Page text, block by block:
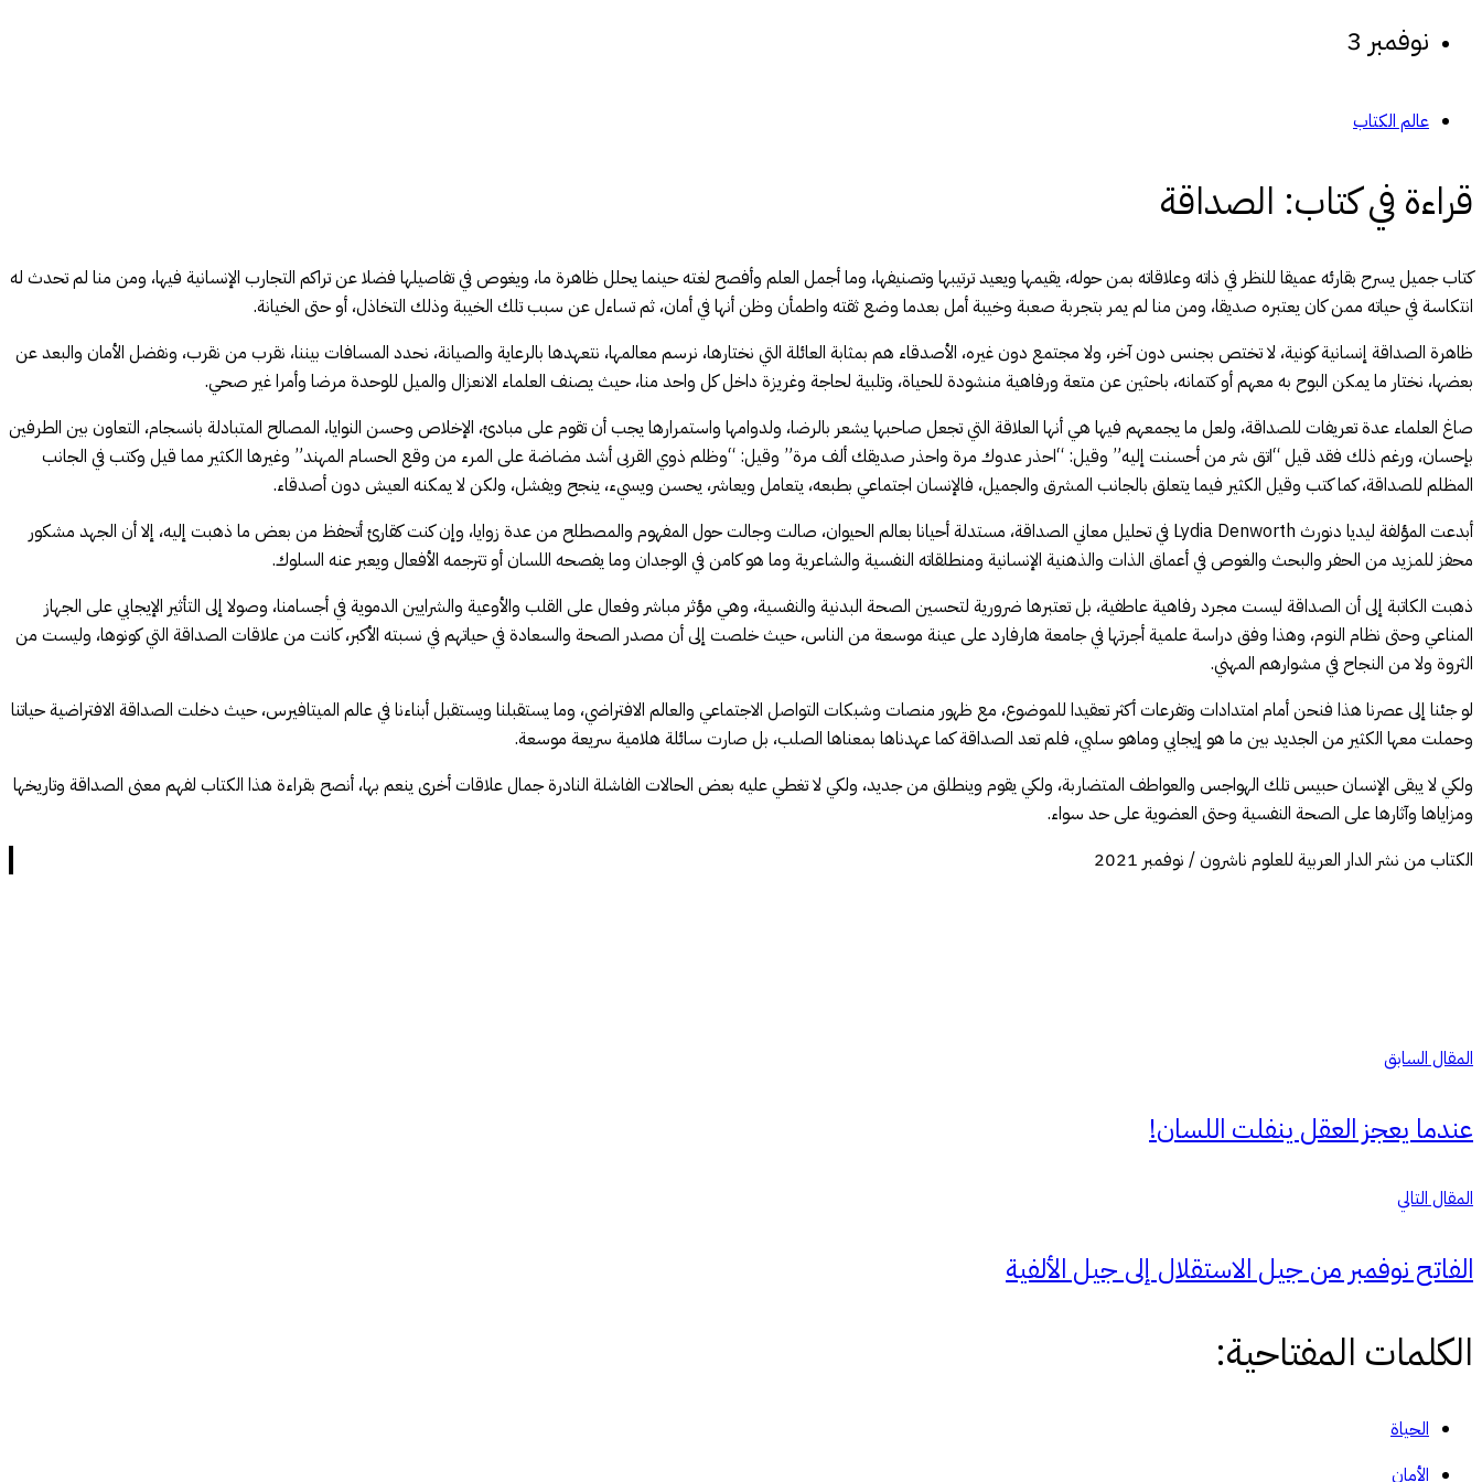
نوفمبر 3
عالم الكتاب
قراءة في كتاب: الصداقة
كتاب جميل يسرح بقارئه عميقا للنظر في ذاته وعلاقاته بمن حوله، يقيمها ويعيد ترتيبها وتصنيفها، وما أجمل العلم وأفصح لغته حينما يحلل ظاهرة ما، ويغوص في تفاصيلها فضلا عن تراكم التجارب الإنسانية فيها، ومن منا لم تحدث له
انتكاسة في حياته ممن كان يعتبره صديقا، ومن منا لم يمر بتجربة صعبة وخيبة أمل بعدما وضع ثقته واطمأن وظن أنها في أمان، ثم تساءل عن سبب تلك الخيبة وذلك التخاذل، أو حتى الخيانة.
ظاهرة الصداقة إنسانية كونية، لا تختص بجنس دون آخر، ولا مجتمع دون غيره، الأصدقاء هم بمثابة العائلة التي نختارها، نرسم معالمها، نتعهدها بالرعاية والصيانة، نحدد المسافات بيننا، نقرب من نقرب، ونفضل الأمان والبعد عن
بعضها، نختار ما يمكن البوح به معهم أو كتمانه، باحثين عن متعة ورفاهية منشودة للحياة، وتلبية لحاجة وغريزة داخل كل واحد منا، حيث يصنف العلماء الانعزال والميل للوحدة مرضا وأمرا غير صحي.
صاغ العلماء عدة تعريفات للصداقة، ولعل ما يجمعهم فيها هي أنها العلاقة التي تجعل صاحبها يشعر بالرضا، ولدوامها واستمرارها يجب أن تقوم على مبادئ، الإخلاص وحسن النوايا، المصالح المتبادلة بانسجام، التعاون بين الطرفين
بإحسان، ورغم ذلك فقد قيل “اتق شر من أحسنت إليه” وقيل: “احذر عدوك مرة واحذر صديقك ألف مرة” وقيل: “وظلم ذوي القربى أشد مضاضة على المرء من وقع الحسام المهند” وغيرها الكثير مما قيل وكتب في الجانب
المظلم للصداقة، كما كتب وقيل الكثير فيما يتعلق بالجانب المشرق والجميل، فالإنسان اجتماعي بطبعه، يتعامل ويعاشر، يحسن ويسيء، ينجح ويفشل، ولكن لا يمكنه العيش دون أصدقاء.
أبدعت المؤلفة ليديا دنورث Lydia Denworth في تحليل معاني الصداقة، مستدلة أحيانا بعالم الحيوان، صالت وجالت حول المفهوم والمصطلح من عدة زوايا، وإن كنت كقارئ أتحفظ من بعض ما ذهبت إليه، إلا أن الجهد مشكور
محفز للمزيد من الحفر والبحث والغوص في أعماق الذات والذهنية الإنسانية ومنطلقاته النفسية والشاعرية وما هو كامن في الوجدان وما يفصحه اللسان أو تترجمه الأفعال ويعبر عنه السلوك.
ذهبت الكاتبة إلى أن الصداقة ليست مجرد رفاهية عاطفية، بل تعتبرها ضرورية لتحسين الصحة البدنية والنفسية، وهي مؤثر مباشر وفعال على القلب والأوعية والشرايين الدموية في أجسامنا، وصولا إلى التأثير الإيجابي على الجهاز
المناعي وحتى نظام النوم، وهذا وفق دراسة علمية أجرتها في جامعة هارفارد على عينة موسعة من الناس، حيث خلصت إلى أن مصدر الصحة والسعادة في حياتهم في نسبته الأكبر، كانت من علاقات الصداقة التي كونوها، وليست من
الثروة ولا من النجاح في مشوارهم المهني.
لو جئنا إلى عصرنا هذا فنحن أمام امتدادات وتفرعات أكثر تعقيدا للموضوع، مع ظهور منصات وشبكات التواصل الاجتماعي والعالم الافتراضي، وما يستقبلنا ويستقبل أبناءنا في عالم الميتافيرس، حيث دخلت الصداقة الافتراضية حياتنا
وحملت معها الكثير من الجديد بين ما هو إيجابي وماهو سلبي، فلم تعد الصداقة كما عهدناها بمعناها الصلب، بل صارت سائلة هلامية سريعة موسعة.
ولكي لا يبقى الإنسان حبيس تلك الهواجس والعواطف المتضاربة، ولكي يقوم وينطلق من جديد، ولكي لا تغطي عليه بعض الحالات الفاشلة النادرة جمال علاقات أخرى ينعم بها، أنصح بقراءة هذا الكتاب لفهم معنى الصداقة وتاريخها
ومزاياها وآثارها على الصحة النفسية وحتى العضوية على حد سواء.
الكتاب من نشر الدار العربية للعلوم ناشرون / نوفمبر 2021
المقال السابق
عندما يعجز العقل ينفلت اللسان!
المقال التالي
الفاتح نوفمبر من جيل الاستقلال إلى جيل الألفية
الكلمات المفتاحية:
الحياة
الأمان